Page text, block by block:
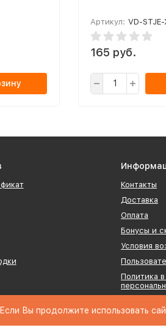
Артикул: VD-STJE-
165 руб.
Контакты
Доставка
Оплата
Бонусы и
Условия
Политика
Вы продолжите использовать